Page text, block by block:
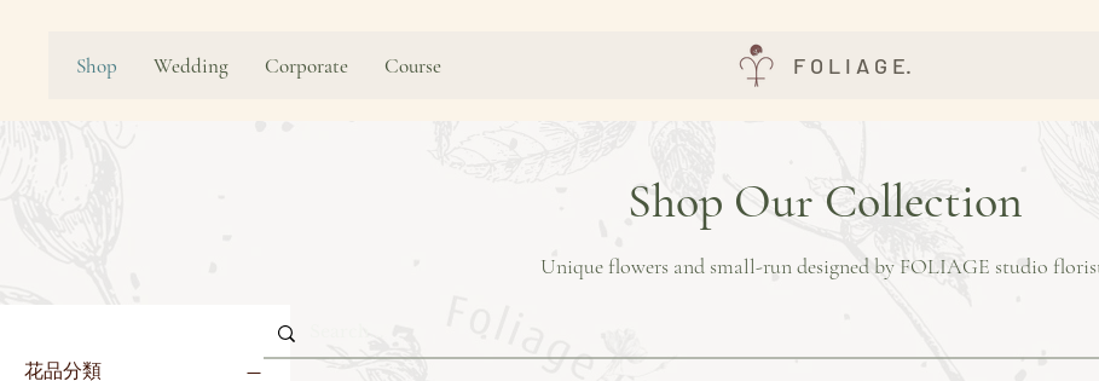
Shop Wedding Corporate Course F O L I A G E.
Shop Our Collection
Unique flowers and small-run designed by FOLIAGE studio
花品分類